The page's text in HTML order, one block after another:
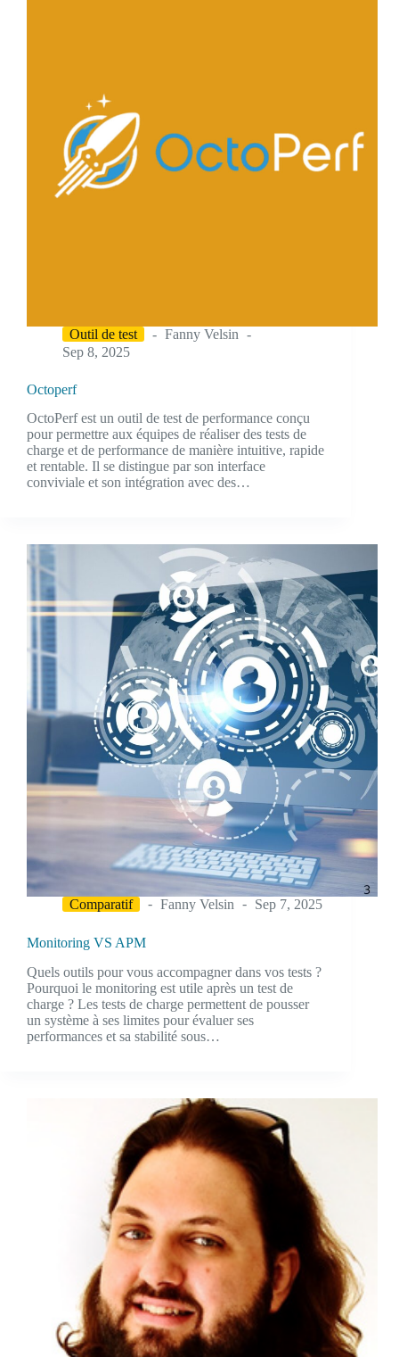
Outil de test
Fanny Velsin
Sep 8, 2025
Octoperf
OctoPerf est un outil de test de performance conçu
pour permettre aux équipes de réaliser des tests de
charge et de performance de manière intuitive, rapide
et rentable. Il se distingue par son interface
conviviale et son intégration avec des…
Comparatif Fanny Velsin Sep 7, 2025
Monitoring VS APM
Quels outils pour vous accompagner dans vos tests ?
Pourquoi le monitoring est utile après un test de
charge ? Les tests de charge permettent de pousser
un système à ses limites pour évaluer ses
performances et sa stabilité sous…